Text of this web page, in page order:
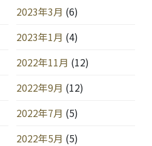
2023年3月 (6)
2023年1月 (4)
2022年11月 (12)
2022年9月 (12)
2022年7月 (5)
2022年5月 (5)